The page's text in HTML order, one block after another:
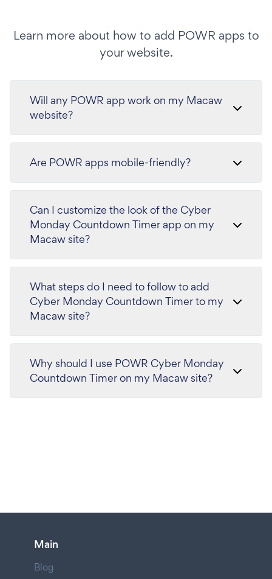
Learn more about how to add POWR apps to
your website.
Will any POWR app work on my Macaw
website?
Are POWR apps mobile-friendly?
Can I customize the look of the Cyber
Monday Countdown Timer app on my
Macaw site?
What steps do I need to follow to add
Cyber Monday Countdown Timer to my
Macaw site?
Why should I use POWR Cyber Monday
Countdown Timer on my Macaw site?
Main
Blog